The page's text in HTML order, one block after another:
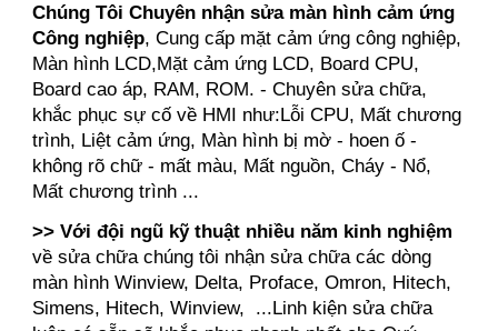
Chúng Tôi Chuyên nhận sửa màn hình cảm ứng
Công nghiệp, Cung cấp mặt cảm ứng công nghiệp,
Màn hình LCD,Mặt cảm ứng LCD, Board CPU,
Board cao áp, RAM, ROM. - Chuyên sửa chữa,
khắc phục sự cố về HMI như:Lỗi CPU, Mất chương
trình, Liệt cảm ứng, Màn hình bị mờ - hoen ố -
không rõ chữ - mất màu, Mất nguồn, Cháy - Nổ,
Mất chương trình ...
>> Với đội ngũ kỹ thuật nhiều năm kinh nghiệm
về sửa chữa chúng tôi nhận sửa chữa các dòng
màn hình Winview, Delta, Proface, Omron, Hitech,
Simens, Hitech, Winview, ...Linh kiện sửa chữa